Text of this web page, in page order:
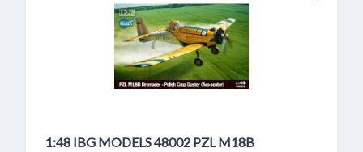
1:48 IBG MODELS 48002 PZL M18B